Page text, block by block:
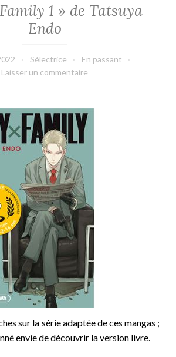
1 » de Tatsuya
Endo
Sélectrice
En passant
Laisser un commentaire
sur la série adaptée de ces mangas ;
envie de découvrir la version livre.